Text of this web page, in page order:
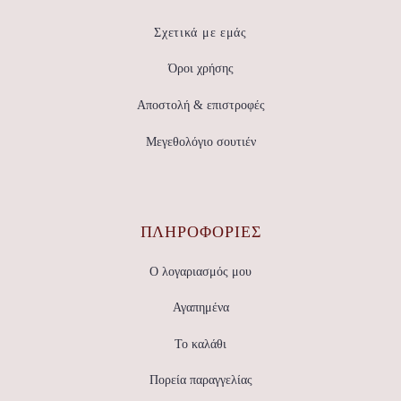
Σχετικά με εμάς
Όροι χρήσης
Αποστολή & επιστροφές
Μεγεθολόγιο σουτιέν
ΠΛΗΡΟΦΟΡΙΕΣ
Ο λογαριασμός μου
Αγαπημένα
Το καλάθι
Πορεία παραγγελίας